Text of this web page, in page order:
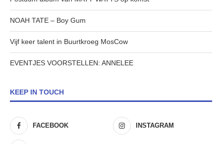
NOAH TATE – Boy Gum
Vijf keer talent in Buurtkroeg MosCow
EVENTJES VOORSTELLEN: ANNELEE
KEEP IN TOUCH
FACEBOOK INSTAGRAM